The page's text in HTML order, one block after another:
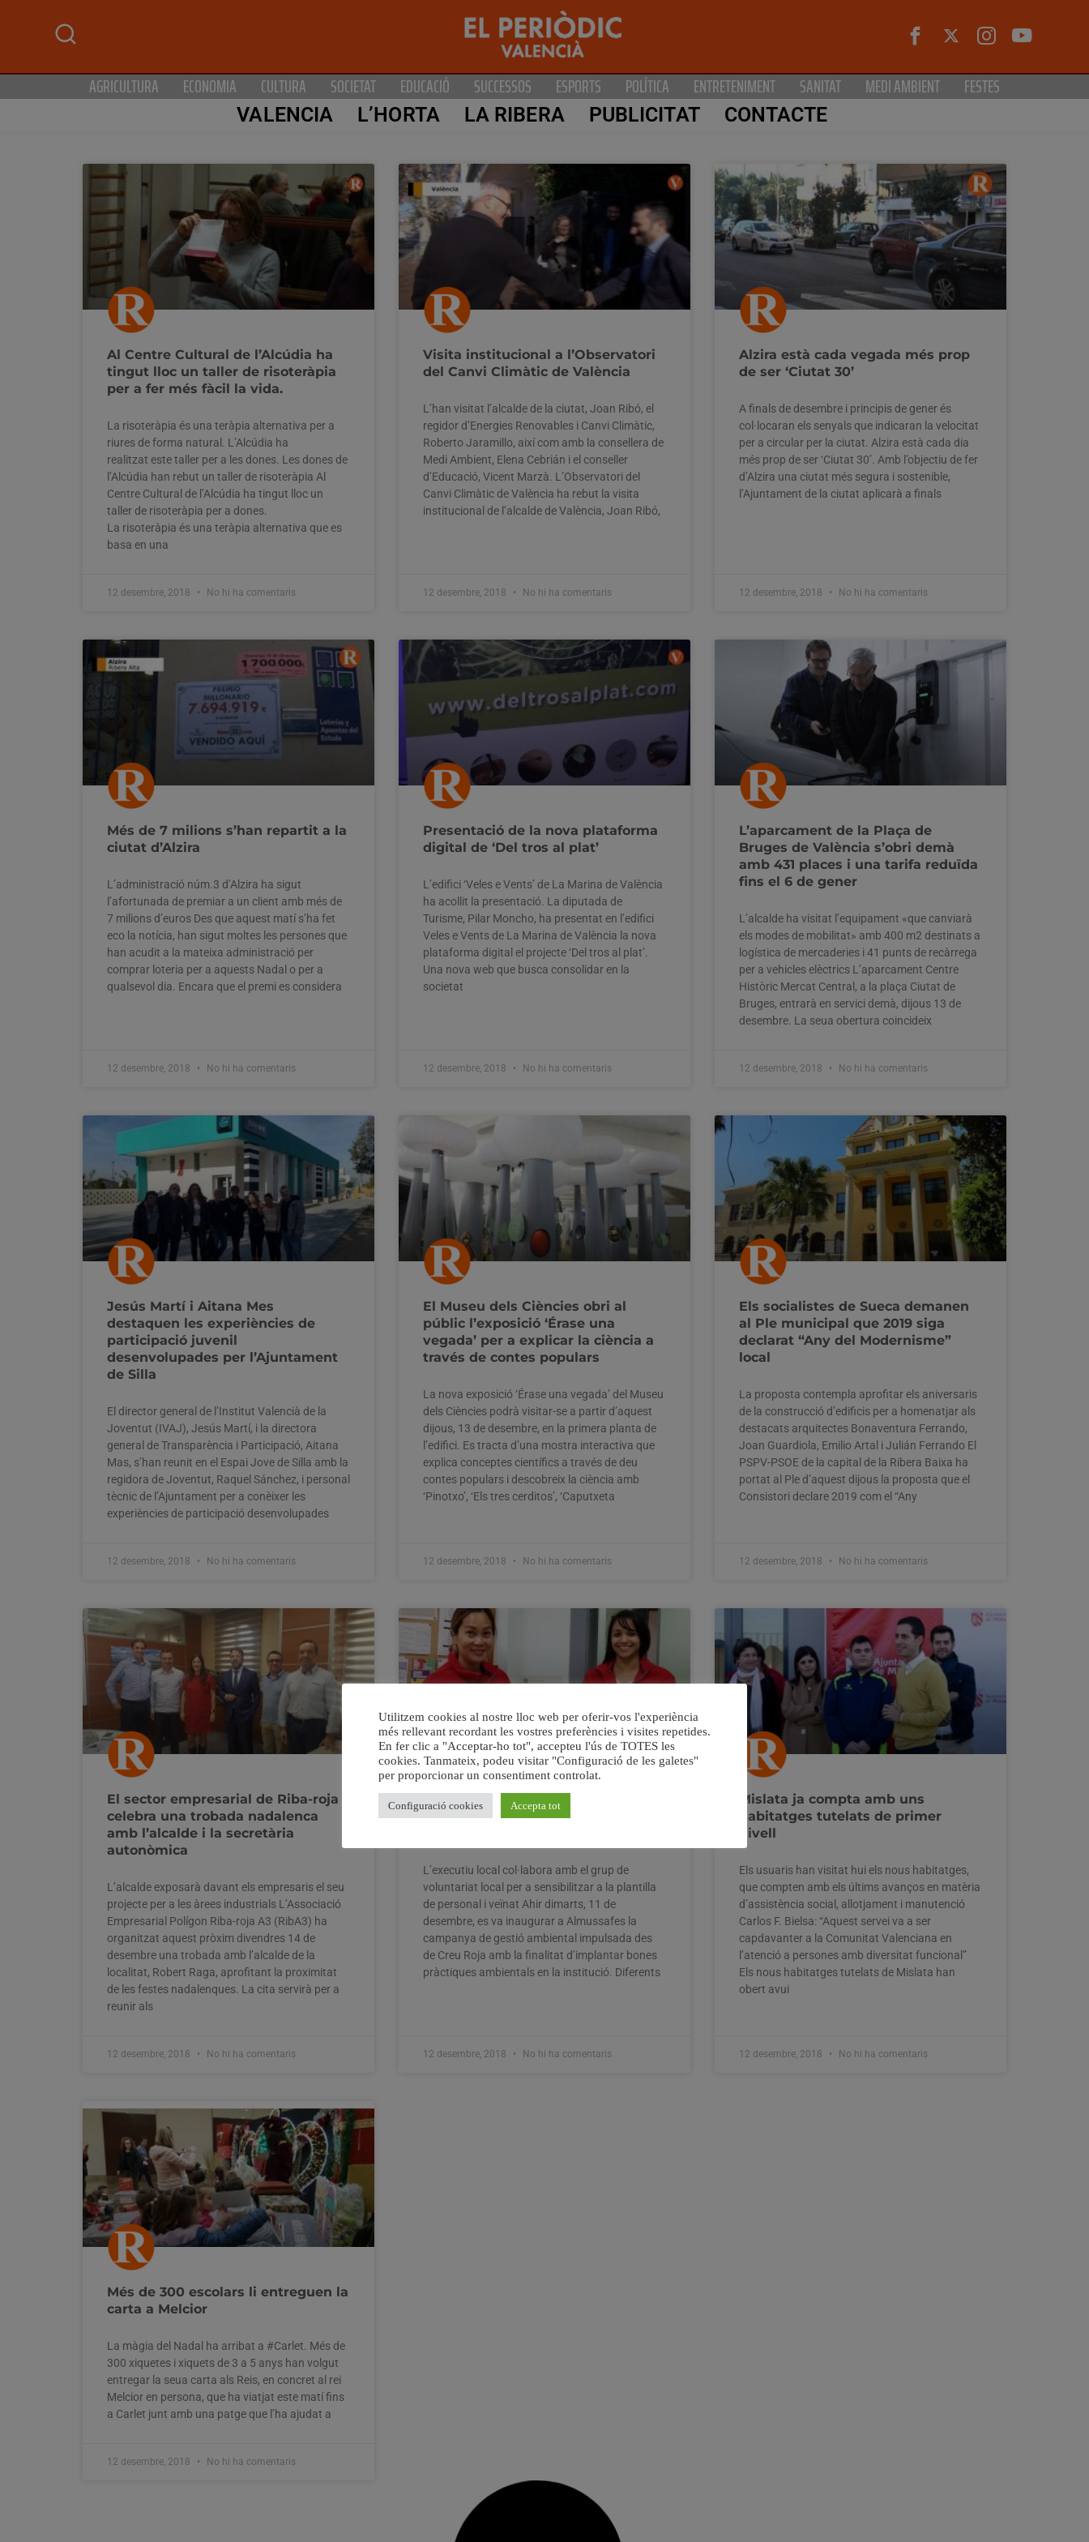
AGRICULTURA ECONOMIA CULTURA SOCIETAT EDUCACIÓ SUCCESSOS ESPORTS POLÍTICA ENTRETENIMENT SANITAT MEDI AMBIENT FESTES
VALENCIA L’HORTA LA RIBERA PUBLICITAT CONTACTE
Al Centre Cultural de l’Alcúdia ha
tingut lloc un taller de risoteràpia
per a fer més fàcil la vida.
La risoteràpia és una teràpia alternativa per a
riures de forma natural. L’Alcúdia ha
realitzat este taller per a les dones. Les dones de
l’Alcúdia han rebut un taller de risoteràpia Al
Centre Cultural de l’Alcúdia ha tingut lloc un
taller de risoteràpia per a dones.
La risoteràpia és una teràpia alternativa que es
basa en una
12 desembre, 2018 No hi ha comentaris
Visita institucional a l’Observatori
del Canvi Climàtic de València
L’han visitat l’alcalde de la ciutat, Joan Ribó, el
regidor d’Energies Renovables i Canvi Climàtic,
Roberto Jaramillo, així com amb la consellera de
Medi Ambient, Elena Cebrián i el conseller
d’Educació, Vicent Marzà. L’Observatori del
Canvi Climàtic de València ha rebut la visita
institucional de l’alcalde de València, Joan Ribó,
12 desembre, 2018 No hi ha comentaris
Alzira està cada vegada més prop
de ser ‘Ciutat 30’
A finals de desembre i principis de gener és
col·locaran els senyals que indicaran la velocitat
per a circular per la ciutat. Alzira està cada dia
més prop de ser ‘Ciutat 30’. Amb l’objectiu de fer
d’Alzira una ciutat més segura i sostenible,
l’Ajuntament de la ciutat aplicarà a finals
12 desembre, 2018 No hi ha comentaris
Més de 7 milions s’han repartit a la
ciutat d’Alzira
L’administració núm.3 d’Alzira ha sigut
l’afortunada de premiar a un client amb més de
7 milions d’euros Des que aquest matí s’ha fet
eco la notícia, han sigut moltes les persones que
han acudit a la mateixa administració per
comprar loteria per a aquests Nadal o per a
qualsevol dia. Encara que el premi es considera
12 desembre, 2018 No hi ha comentaris
Presentació de la nova plataforma
digital de ‘Del tros al plat’
L’edifici ‘Veles e Vents’ de La Marina de València
ha acollit la presentació. La diputada de
Turisme, Pilar Moncho, ha presentat en l’edifici
Veles e Vents de La Marina de València la nova
plataforma digital el projecte ‘Del tros al plat’.
Una nova web que busca consolidar en la
societat
12 desembre, 2018 No hi ha comentaris
L’aparcament de la Plaça de
Bruges de València s’obri demà
amb 431 places i una tarifa reduïda
fins el 6 de gener
L’alcalde ha visitat l’equipament «que canviarà
els modes de mobilitat» amb 400 m2 destinats a
logística de mercaderies i 41 punts de recàrrega
per a vehicles elèctrics L’aparcament Centre
Històric Mercat Central, a la plaça Ciutat de
Bruges, entrarà en servici demà, dijous 13 de
desembre. La seua obertura coincideix
12 desembre, 2018 No hi ha comentaris
Jesús Martí i Aitana Mes
destaquen les experiències de
participació juvenil
desenvolupades per l’Ajuntament
de Silla
El director general de l’Institut Valencià de la
Joventut (IVAJ), Jesús Martí, i la directora
general de Transparència i Participació, Aitana
Mas, s’han reunit en el Espai Jove de Silla amb la
regidora de Joventut, Raquel Sánchez, i personal
tècnic de l’Ajuntament per a conèixer les
experiències de participació desenvolupades
12 desembre, 2018 No hi ha comentaris
El Museu dels Ciències obri al
públic l’exposició ‘Érase una
vegada’ per a explicar la ciència a
través de contes populars
La nova exposició ‘Érase una vegada’ del Museu
dels Ciències podrà visitar-se a partir d’aquest
dijous, 13 de desembre, en la primera planta de
l’edifici. Es tracta d’una mostra interactiva que
explica conceptes científics a través de deu
contes populars i descobreix la ciència amb
‘Pinotxo’, ‘Els tres cerditos’, ‘Caputxeta
12 desembre, 2018 No hi ha comentaris
Els socialistes de Sueca demanen
al Ple municipal que 2019 siga
declarat “Any del Modernisme”
local
La proposta contempla aprofitar els aniversaris
de la construcció d’edificis per a homenatjar als
destacats arquitectes Bonaventura Ferrando,
Joan Guardiola, Emilio Artal i Julián Ferrando El
PSPV-PSOE de la capital de la Ribera Baixa ha
portat al Ple d’aquest dijous la proposta que el
Consistori declare 2019 com el “Any
12 desembre, 2018 No hi ha comentaris
El sector empresarial de Riba-roja
celebra una trobada nadalenca
amb l’alcalde i la secretària
autonòmica
L’alcalde exposarà davant els empresaris el seu
projecte per a les àrees industrials L’Associació
Empresarial Polígon Riba-roja A3 (RibA3) ha
organitzat aquest pròxim divendres 14 de
desembre una trobada amb l’alcalde de la
localitat, Robert Raga, aprofitant la proximitat
de les festes nadalenques. La cita servirà per a
reunir als
12 desembre, 2018 No hi ha comentaris
Creu Roja porta la gestió
mediambiental a l’Ajuntament
L’executiu local col·labora amb el grup de
voluntariat local per a sensibilitzar a la plantilla
de personal i veïnat Ahir dimarts, 11 de
desembre, es va inaugurar a Almussafes la
campanya de gestió ambiental impulsada des
de Creu Roja amb la finalitat d’implantar bones
pràctiques ambientals en la institució. Diferents
12 desembre, 2018 No hi ha comentaris
Mislata ja compta amb uns
habitatges tutelats de primer
nivell
Els usuaris han visitat hui els nous habitatges,
que compten amb els últims avanços en matèria
d’assistència social, allotjament i manutenció
Carlos F. Bielsa: “Aquest servei va a ser
capdavanter a la Comunitat Valenciana en
l’atenció a persones amb diversitat funcional”
Els nous habitatges tutelats de Mislata han
obert avui
12 desembre, 2018 No hi ha comentaris
Més de 300 escolars li entreguen la
carta a Melcior
La màgia del Nadal ha arribat a #Carlet. Més de
300 xiquetes i xiquets de 3 a 5 anys han volgut
entregar la seua carta als Reis, en concret al rei
Melcior en persona, que ha viatjat este matí fins
a Carlet junt amb una patge que l’ha ajudat a
12 desembre, 2018 No hi ha comentaris
Utilitzem cookies al nostre lloc web per oferir-vos l'experiència
més rellevant recordant les vostres preferències i visites repetides.
En fer clic a "Acceptar-ho tot", accepteu l'ús de TOTES les
cookies. Tanmateix, podeu visitar "Configuració de les galetes"
per proporcionar un consentiment controlat.
Configuració cookies Accepta tot